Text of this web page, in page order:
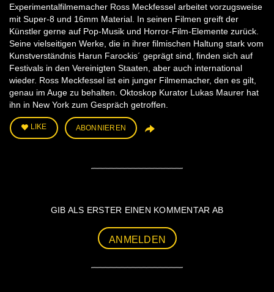
Experimentalfilmemacher Ross Meckfessel arbeitet vorzugsweise
mit Super-8 und 16mm Material. In seinen Filmen greift der
Künstler gerne auf Pop-Musik und Horror-Film-Elemente zurück.
Seine vielseitigen Werke, die in ihrer filmischen Haltung stark vom
Kunstverständnis Harun Farockis´ geprägt sind, finden sich auf
Festivals in den Vereinigten Staaten, aber auch international
wieder. Ross Meckfessel ist ein junger Filmemacher, den es gilt,
genau im Auge zu behalten. Oktoskop Kurator Lukas Maurer hat
ihn in New York zum Gespräch getroffen.
LIKE ABONNIEREN
GIB ALS ERSTER EINEN KOMMENTAR AB
ANMELDEN